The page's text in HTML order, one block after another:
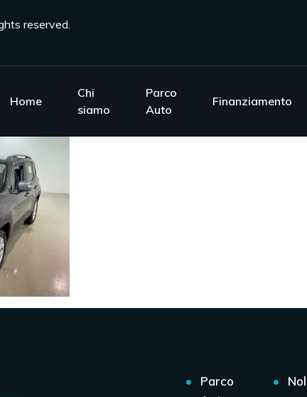
reserved.
Home
Chi
siamo
Parco
Auto
Finanziamento
Parco